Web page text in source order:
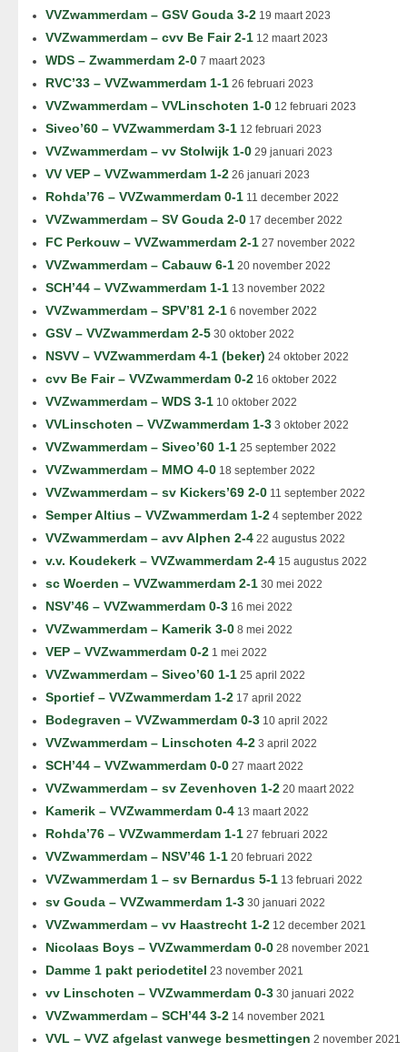
VVZwammerdam – GSV Gouda 3-2 19 maart 2023
VVZwammerdam – cvv Be Fair 2-1 12 maart 2023
WDS – Zwammerdam 2-0 7 maart 2023
RVC’33 – VVZwammerdam 1-1 26 februari 2023
VVZwammerdam – VVLinschoten 1-0 12 februari 2023
Siveo’60 – VVZwammerdam 3-1 12 februari 2023
VVZwammerdam – vv Stolwijk 1-0 29 januari 2023
VV VEP – VVZwammerdam 1-2 26 januari 2023
Rohda’76 – VVZwammerdam 0-1 11 december 2022
VVZwammerdam – SV Gouda 2-0 17 december 2022
FC Perkouw – VVZwammerdam 2-1 27 november 2022
VVZwammerdam – Cabauw 6-1 20 november 2022
SCH’44 – VVZwammerdam 1-1 13 november 2022
VVZwammerdam – SPV’81 2-1 6 november 2022
GSV – VVZwammerdam 2-5 30 oktober 2022
NSVV – VVZwammerdam 4-1 (beker) 24 oktober 2022
cvv Be Fair – VVZwammerdam 0-2 16 oktober 2022
VVZwammerdam – WDS 3-1 10 oktober 2022
VVLinschoten – VVZwammerdam 1-3 3 oktober 2022
VVZwammerdam – Siveo’60 1-1 25 september 2022
VVZwammerdam – MMO 4-0 18 september 2022
VVZwammerdam – sv Kickers’69 2-0 11 september 2022
Semper Altius – VVZwammerdam 1-2 4 september 2022
VVZwammerdam – avv Alphen 2-4 22 augustus 2022
v.v. Koudekerk – VVZwammerdam 2-4 15 augustus 2022
sc Woerden – VVZwammerdam 2-1 30 mei 2022
NSV’46 – VVZwammerdam 0-3 16 mei 2022
VVZwammerdam – Kamerik 3-0 8 mei 2022
VEP – VVZwammerdam 0-2 1 mei 2022
VVZwammerdam – Siveo’60 1-1 25 april 2022
Sportief – VVZwammerdam 1-2 17 april 2022
Bodegraven – VVZwammerdam 0-3 10 april 2022
VVZwammerdam – Linschoten 4-2 3 april 2022
SCH’44 – VVZwammerdam 0-0 27 maart 2022
VVZwammerdam – sv Zevenhoven 1-2 20 maart 2022
Kamerik – VVZwammerdam 0-4 13 maart 2022
Rohda’76 – VVZwammerdam 1-1 27 februari 2022
VVZwammerdam – NSV’46 1-1 20 februari 2022
VVZwammerdam 1 – sv Bernardus 5-1 13 februari 2022
sv Gouda – VVZwammerdam 1-3 30 januari 2022
VVZwammerdam – vv Haastrecht 1-2 12 december 2021
Nicolaas Boys – VVZwammerdam 0-0 28 november 2021
Damme 1 pakt periodetitel 23 november 2021
vv Linschoten – VVZwammerdam 0-3 30 januari 2022
VVZwammerdam – SCH’44 3-2 14 november 2021
VVL – VVZ afgelast vanwege besmettingen 2 november 2021